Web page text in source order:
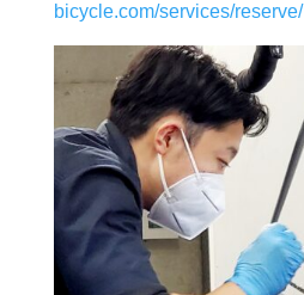
bicycle.com/services/reserve/